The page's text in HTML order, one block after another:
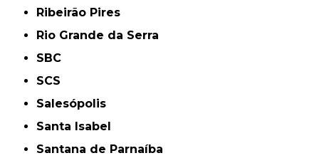
Ribeirão Pires
Rio Grande da Serra
SBC
SCS
Salesópolis
Santa Isabel
Santana de Parnaíba